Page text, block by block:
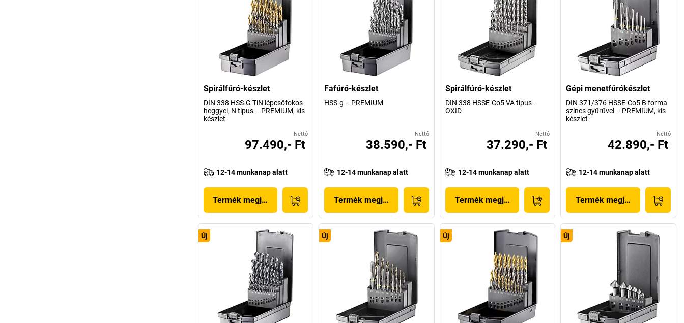
Spirálfúró-készlet
DIN 338 HSS-G TiN lépcsőfokos
heggyel, N típus – PREMIUM, kis
készlet
Nettó
97.490,- Ft
12-14 munkanap alatt
Termék megjelenítése
Fafúró-készlet
HSS-g – PREMIUM
Nettó
38.590,- Ft
12-14 munkanap alatt
Termék megjelenítése
Spirálfúró-készlet
DIN 338 HSSE-Co5 VA típus –
OXID
Nettó
37.290,- Ft
12-14 munkanap alatt
Termék megjelenítése
Gépi menetfúrókészlet
DIN 371/376 HSSE-Co5 B forma
színes gyűrűvel – PREMIUM, kis
készlet
Nettó
42.890,- Ft
12-14 munkanap alatt
Termék megjelenítése
Új Új Új Új